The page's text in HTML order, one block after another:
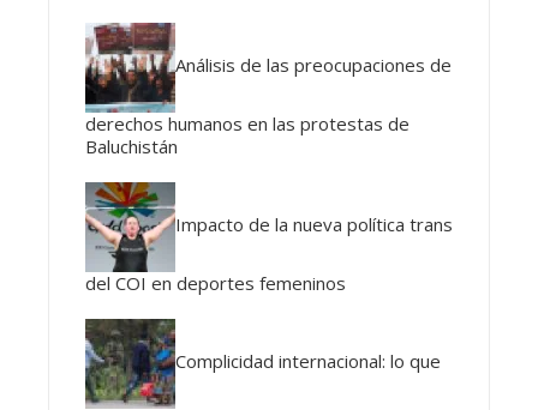
Análisis de las preocupaciones de
derechos humanos en las protestas de
Baluchistán
Impacto de la nueva política trans
del COI en deportes femeninos
Complicidad internacional: lo que